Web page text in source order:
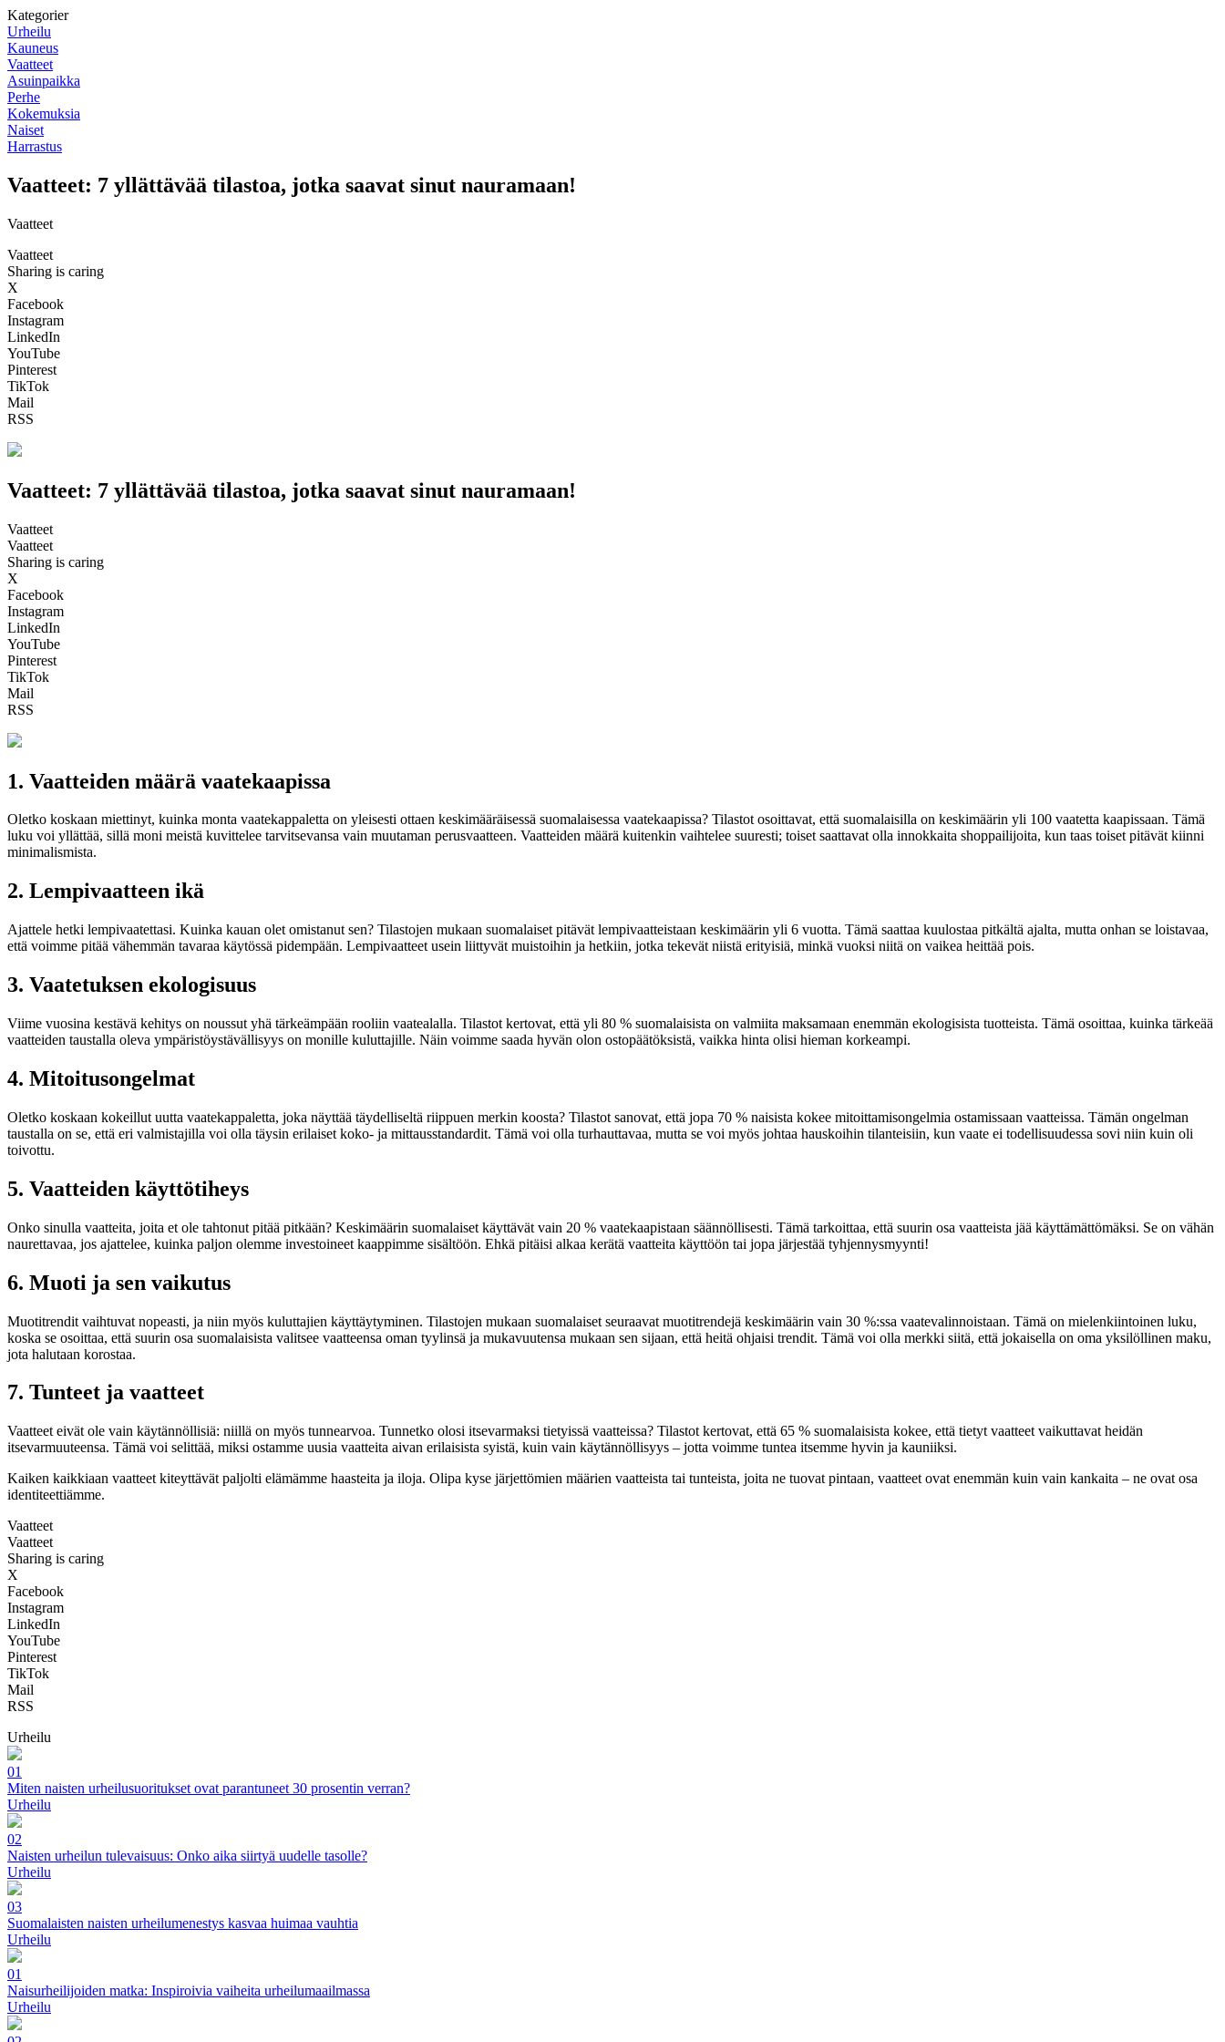
Kategorier
Urheilu
Kauneus
Vaatteet
Asuinpaikka
Perhe
Kokemuksia
Naiset
Harrastus
Vaatteet: 7 yllättävää tilastoa, jotka saavat sinut nauramaan!
Vaatteet
Vaatteet
Sharing is caring
X
Facebook
Instagram
LinkedIn
YouTube
Pinterest
TikTok
Mail
RSS
Vaatteet: 7 yllättävää tilastoa, jotka saavat sinut nauramaan!
Vaatteet
Vaatteet
Sharing is caring
X
Facebook
Instagram
LinkedIn
YouTube
Pinterest
TikTok
Mail
RSS
1. Vaatteiden määrä vaatekaapissa
Oletko koskaan miettinyt, kuinka monta vaatekappaletta on yleisesti ottaen keskimääräisessä suomalaisessa vaatekaapissa? Tilastot osoittavat, että suomalaisilla on keskimäärin yli 100 vaatetta kaapissaan. Tämä
luku voi yllättää, sillä moni meistä kuvittelee tarvitsevansa vain muutaman perusvaatteen. Vaatteiden määrä kuitenkin vaihtelee suuresti; toiset saattavat olla innokkaita shoppailijoita, kun taas toiset pitävät kiinni
minimalismista.
2. Lempivaatteen ikä
Ajattele hetki lempivaatettasi. Kuinka kauan olet omistanut sen? Tilastojen mukaan suomalaiset pitävät lempivaatteistaan keskimäärin yli 6 vuotta. Tämä saattaa kuulostaa pitkältä ajalta, mutta onhan se loistavaa,
että voimme pitää vähemmän tavaraa käytössä pidempään. Lempivaatteet usein liittyvät muistoihin ja hetkiin, jotka tekevät niistä erityisiä, minkä vuoksi niitä on vaikea heittää pois.
3. Vaatetuksen ekologisuus
Viime vuosina kestävä kehitys on noussut yhä tärkeämpään rooliin vaatealalla. Tilastot kertovat, että yli 80 % suomalaisista on valmiita maksamaan enemmän ekologisista tuotteista. Tämä osoittaa, kuinka tärkeää
vaatteiden taustalla oleva ympäristöystävällisyys on monille kuluttajille. Näin voimme saada hyvän olon ostopäätöksistä, vaikka hinta olisi hieman korkeampi.
4. Mitoitusongelmat
Oletko koskaan kokeillut uutta vaatekappaletta, joka näyttää täydelliseltä riippuen merkin koosta? Tilastot sanovat, että jopa 70 % naisista kokee mitoittamisongelmia ostamissaan vaatteissa. Tämän ongelman
taustalla on se, että eri valmistajilla voi olla täysin erilaiset koko- ja mittausstandardit. Tämä voi olla turhauttavaa, mutta se voi myös johtaa hauskoihin tilanteisiin, kun vaate ei todellisuudessa sovi niin kuin oli
toivottu.
5. Vaatteiden käyttötiheys
Onko sinulla vaatteita, joita et ole tahtonut pitää pitkään? Keskimäärin suomalaiset käyttävät vain 20 % vaatekaapistaan säännöllisesti. Tämä tarkoittaa, että suurin osa vaatteista jää käyttämättömäksi. Se on vähän
naurettavaa, jos ajattelee, kuinka paljon olemme investoineet kaappimme sisältöön. Ehkä pitäisi alkaa kerätä vaatteita käyttöön tai jopa järjestää tyhjennysmyynti!
6. Muoti ja sen vaikutus
Muotitrendit vaihtuvat nopeasti, ja niin myös kuluttajien käyttäytyminen. Tilastojen mukaan suomalaiset seuraavat muotitrendejä keskimäärin vain 30 %:ssa vaatevalinnoistaan. Tämä on mielenkiintoinen luku,
koska se osoittaa, että suurin osa suomalaisista valitsee vaatteensa oman tyylinsä ja mukavuutensa mukaan sen sijaan, että heitä ohjaisi trendit. Tämä voi olla merkki siitä, että jokaisella on oma yksilöllinen maku,
jota halutaan korostaa.
7. Tunteet ja vaatteet
Vaatteet eivät ole vain käytännöllisiä: niillä on myös tunnearvoa. Tunnetko olosi itsevarmaksi tietyissä vaatteissa? Tilastot kertovat, että 65 % suomalaisista kokee, että tietyt vaatteet vaikuttavat heidän
itsevarmuuteensa. Tämä voi selittää, miksi ostamme uusia vaatteita aivan erilaisista syistä, kuin vain käytännöllisyys – jotta voimme tuntea itsemme hyvin ja kauniiksi.
Kaiken kaikkiaan vaatteet kiteyttävät paljolti elämämme haasteita ja iloja. Olipa kyse järjettömien määrien vaatteista tai tunteista, joita ne tuovat pintaan, vaatteet ovat enemmän kuin vain kankaita – ne ovat osa
identiteettiämme.
Vaatteet
Vaatteet
Sharing is caring
X
Facebook
Instagram
LinkedIn
YouTube
Pinterest
TikTok
Mail
RSS
Urheilu
01
Miten naisten urheilusuoritukset ovat parantuneet 30 prosentin verran?
Urheilu
02
Naisten urheilun tulevaisuus: Onko aika siirtyä uudelle tasolle?
Urheilu
03
Suomalaisten naisten urheilumenestys kasvaa huimaa vauhtia
Urheilu
01
Naisurheilijoiden matka: Inspiroivia vaiheita urheilumaailmassa
Urheilu